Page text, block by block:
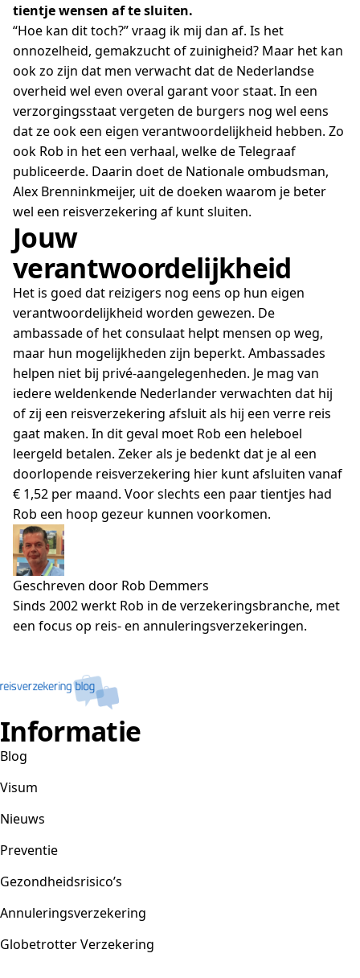
tientje wensen af te sluiten.
“Hoe kan dit toch?” vraag ik mij dan af. Is het
onnozelheid, gemakzucht of zuinigheid? Maar het kan
ook zo zijn dat men verwacht dat de Nederlandse
overheid wel even overal garant voor staat. In een
verzorgingsstaat vergeten de burgers nog wel eens
dat ze ook een eigen verantwoordelijkheid hebben. Zo
ook Rob in het een verhaal, welke de Telegraaf
publiceerde. Daarin doet de Nationale ombudsman,
Alex Brenninkmeijer, uit de doeken waarom je beter
wel een reisverzekering af kunt sluiten.
Jouw
verantwoordelijkheid
Het is goed dat reizigers nog eens op hun eigen
verantwoordelijkheid worden gewezen. De
ambassade of het consulaat helpt mensen op weg,
maar hun mogelijkheden zijn beperkt. Ambassades
helpen niet bij privé-aangelegenheden. Je mag van
iedere weldenkende Nederlander verwachten dat hij
of zij een reisverzekering afsluit als hij een verre reis
gaat maken. In dit geval moet Rob een heleboel
leergeld betalen. Zeker als je bedenkt dat je al een
doorlopende reisverzekering hier kunt afsluiten vanaf
€ 1,52 per maand. Voor slechts een paar tientjes had
Rob een hoop gezeur kunnen voorkomen.
Geschreven door Rob Demmers
Sinds 2002 werkt Rob in de verzekeringsbranche, met
een focus op reis- en annuleringsverzekeringen.
Informatie
Blog
Visum
Nieuws
Preventie
Gezondheidsrisico’s
Annuleringsverzekering
Globetrotter Verzekering